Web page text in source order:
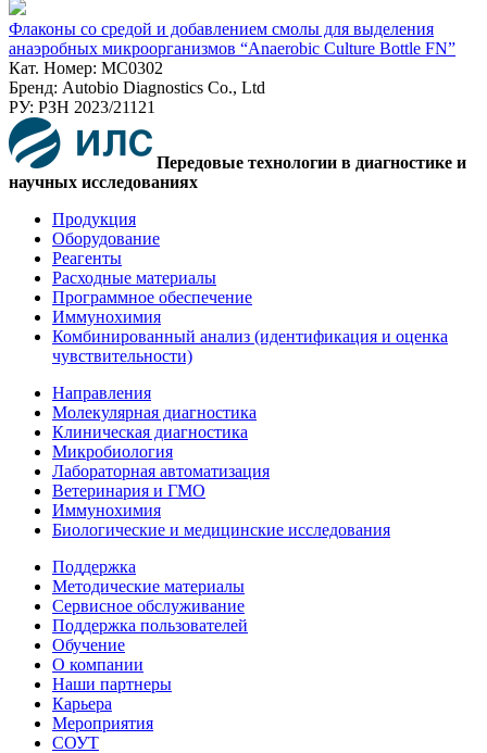
Флаконы со средой и добавлением смолы для выделения
анаэробных микроорганизмов “Anaerobic Culture Bottle FN”
Кат. Номер: MC0302
Бренд: Autobio Diagnostics Co., Ltd
РУ: РЗН 2023/21121
Передовые технологии в диагностике и
научных исследованиях
Продукция
Оборудование
Реагенты
Расходные материалы
Программное обеспечение
Иммунохимия
Комбинированный анализ (идентификация и оценка
чувствительности)
Направления
Молекулярная диагностика
Клиническая диагностика
Микробиология
Лабораторная автоматизация
Ветеринария и ГМО
Иммунохимия
Биологические и медицинские исследования
Поддержка
Методические материалы
Сервисное обслуживание
Поддержка пользователей
Обучение
О компании
Наши партнеры
Карьера
Мероприятия
СОУТ